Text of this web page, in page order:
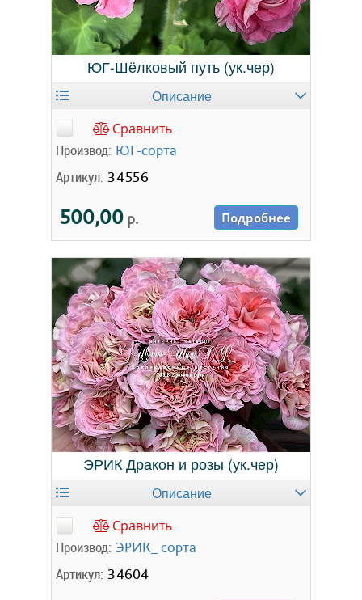
ЮГ-Шёлковый путь (ук.чер)
Описание
Сравнить
Производ: ЮГ-сорта
Артикул: 34556
500,00 р. Подробнее
ЭРИК Дракон и розы (ук.чер)
Описание
Сравнить
Производ: ЭРИК_ сорта
Артикул: 34604